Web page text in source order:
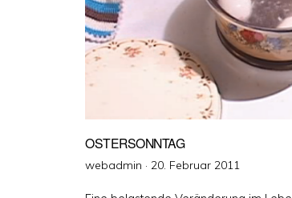
OSTERSONNTAG
webadmin · Veröffentlicht
20. Februar 2011